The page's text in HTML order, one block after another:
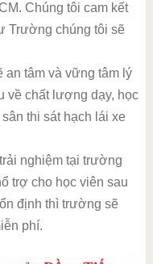
Chúng tôi cam kết
Trường chúng tôi sẽ
an tâm và vững tâm lý
về chất lượng dạy, học
thi sát hạch lái xe
nghiệm tại trường
trợ cho học viên sau
định thì trường sẽ
phí.